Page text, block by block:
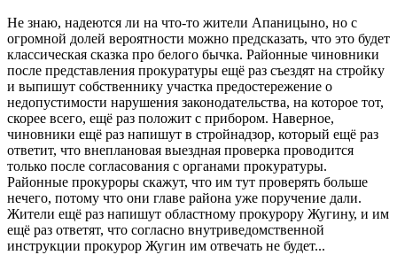
Не знаю, надеются ли на что-то жители Апаницыно, но с
огромной долей вероятности можно предсказать, что это будет
классическая сказка про белого бычка. Районные чиновники
после представления прокуратуры ещё раз съездят на стройку
и выпишут собственнику участка предостережение о
недопустимости нарушения законодательства, на которое тот,
скорее всего, ещё раз положит с прибором. Наверное,
чиновники ещё раз напишут в стройнадзор, который ещё раз
ответит, что внеплановая выездная проверка проводится
только после согласования с органами прокуратуры.
Районные прокуроры скажут, что им тут проверять больше
нечего, потому что они главе района уже поручение дали.
Жители ещё раз напишут областному прокурору Жугину, и им
ещё раз ответят, что согласно внутриведомственной
инструкции прокурор Жугин им отвечать не будет...